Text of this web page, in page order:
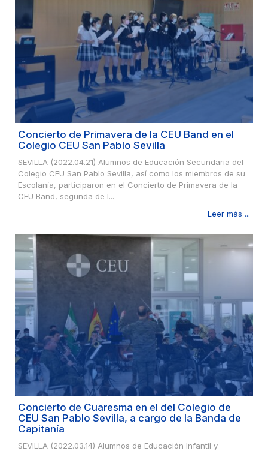
Concierto de Primavera de la CEU Band en el
Colegio CEU San Pablo Sevilla
SEVILLA (2022.04.21) Alumnos de Educación Secundaria del
Colegio CEU San Pablo Sevilla, así como los miembros de su
Escolanía, participaron en el Concierto de Primavera de la
CEU Band, segunda de l...
Leer más ...
Concierto de Cuaresma en el del Colegio de
CEU San Pablo Sevilla, a cargo de la Banda de
Capitanía
SEVILLA (2022.03.14) Alumnos de Educación Infantil y